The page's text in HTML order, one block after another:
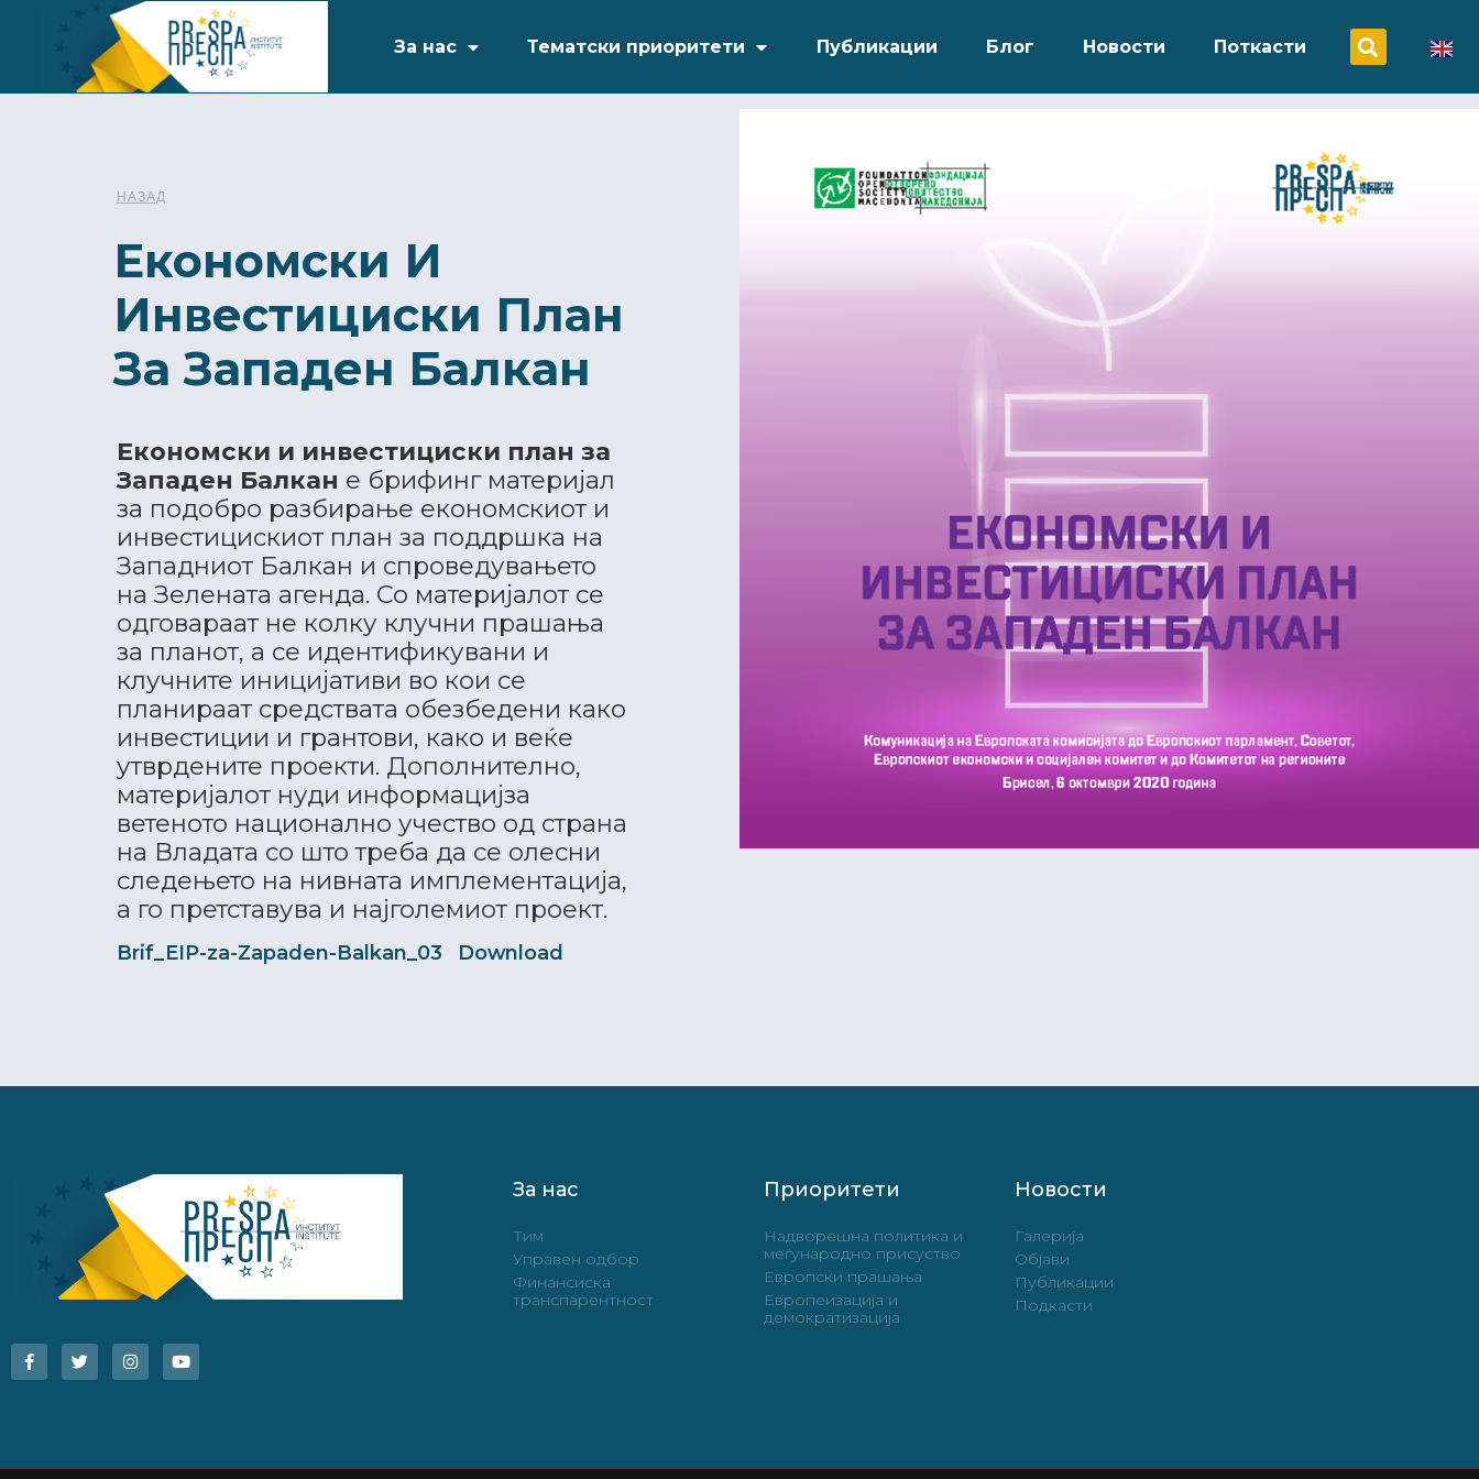
За нас Тематски приоритети Публикации Блог Новости Поткасти
НАЗАД
Економски И
Инвестициски План
За Западен Балкан
Економски и инвестициски план за
Западен Балкан е брифинг материјал
за подобро разбирање економскиот и
инвестицискиот план за поддршка на
Западниот Балкан и спроведувањето
на Зелената агенда. Со материјалот се
одговараат не колку клучни прашања
за планот, а се идентификувани и
клучните иницијативи во кои се
планираат средствата обезбедени како
инвестиции и грантови, како и веќе
утврдените проекти. Дополнително,
материјалот нуди информацијза
ветеното национално учество од страна
на Владата со што треба да се олесни
следењето на нивната имплементација,
а го претставува и најголемиот проект.
Brif_EIP-za-Zapaden-Balkan_03 Download
За нас
Тим
Управен одбор
Финансиска
транспарентност
Приоритети
Надворешна политика и
меѓународно присуство
Европски прашања
Европеизација и
демократизација
Новости
Галерија
Објави
Публикации
Подкасти